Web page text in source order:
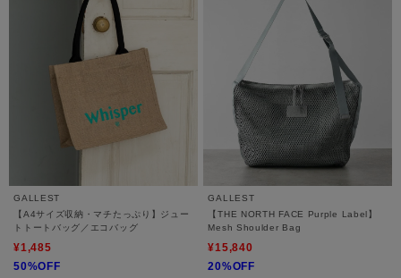
GALLEST
【A4サイズ収納・マチたっぷり】ジュー
トトートバッグ／エコバッグ
¥1,485
50%OFF
GALLEST
【THE NORTH FACE Purple Label】
Mesh Shoulder Bag
¥15,840
20%OFF